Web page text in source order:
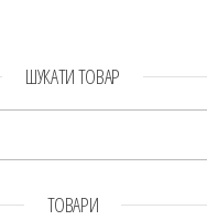
ШУКАТИ ТОВАР
ТОВАРИ